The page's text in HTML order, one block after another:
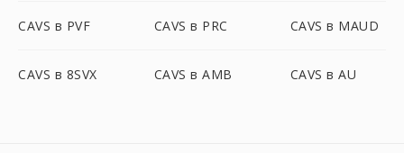
CAVS в PVF CAVS в PRC CAVS в MAUD
CAVS в 8SVX CAVS в AMB CAVS в AU